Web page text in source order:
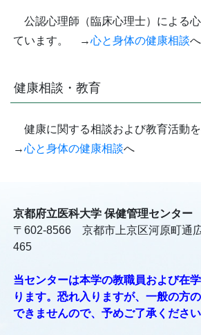
公認心理師（臨床心理士）による
ています。 →心と身体の健康相談へ
健康相談・教育
健康に関する相談および教育活動
→心と身体の健康相談へ
京都府立医科大学 保健管理センター
〒602-8566 京都市上京区河原町通
465
当センターは本学の教職員および在
ります。恐れ入りますが、一般の方
できませんので、予めご了承ください